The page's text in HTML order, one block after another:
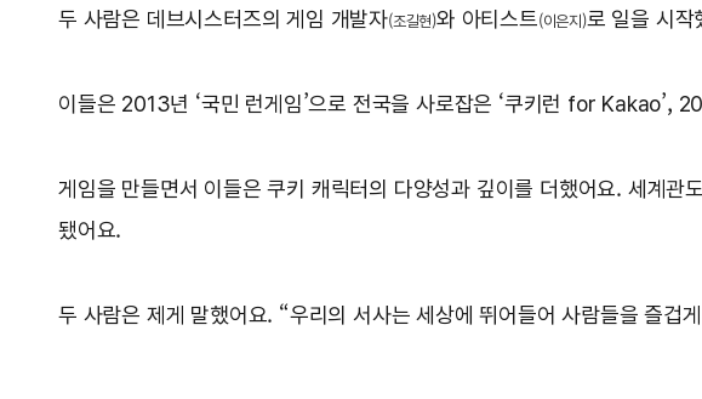
두 사람은 데브시스터즈의 게임 개발자(조길현)와 아티스트(이은지)로 일을 시작
이들은 2013년 ‘국민 런게임’으로 전국을 사로잡은 ‘쿠키런 for Kakao’,
게임을 만들면서 이들은 쿠키 캐릭터의 다양성과 깊이를 더했어요. 세계
됐어요.
두 사람은 제게 말했어요. “우리의 서사는 세상에 뛰어들어 사람들을 즐겁